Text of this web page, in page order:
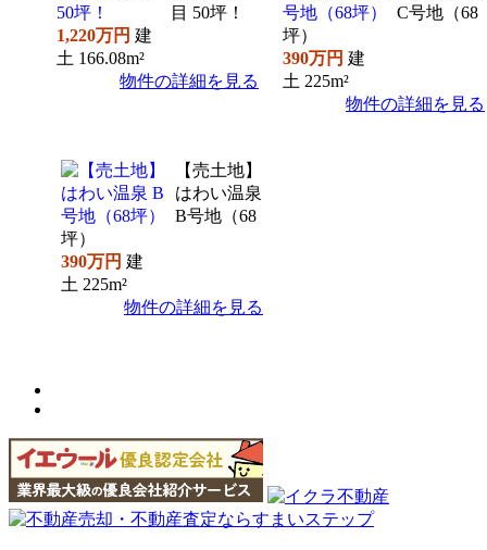
目 50坪！
1,220万円 建
土 166.08m²
物件の詳細を見る
C号地（68
坪）
390万円 建
土 225m²
物件の詳細を見る
【売土地】
はわい温泉
B号地（68
坪）
390万円 建
土 225m²
物件の詳細を見る